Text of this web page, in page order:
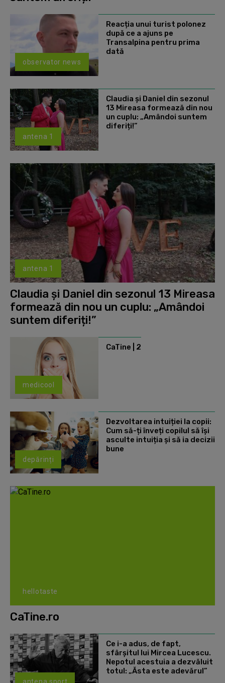
observator news
Reacția unui turist polonez
după ce a ajuns pe
Transalpina pentru prima
dată
antena 1
Claudia și Daniel din sezonul
13 Mireasa formează din nou
un cuplu: „Amândoi suntem
diferiți!”
antena 1
Claudia și Daniel din sezonul 13 Mireasa
formează din nou un cuplu: „Amândoi
suntem diferiți!”
medicool
CaTine | 2
depărinți
Dezvoltarea intuiției la copii:
Cum să-ți înveți copilul să își
asculte intuiția și să ia decizii
bune
hellotaste
CaTine.ro
Ce i-a adus, de fapt,
sfârșitul lui Mircea Lucescu.
Nepotul acestuia a dezvăluit
totul: „Ăsta este adevărul”